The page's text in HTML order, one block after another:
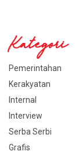
Kategori
Pemerintahan
Kerakyatan
Internal
Interview
Serba Serbi
Grafis